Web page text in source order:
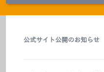
公式サイト公開のお知らせ